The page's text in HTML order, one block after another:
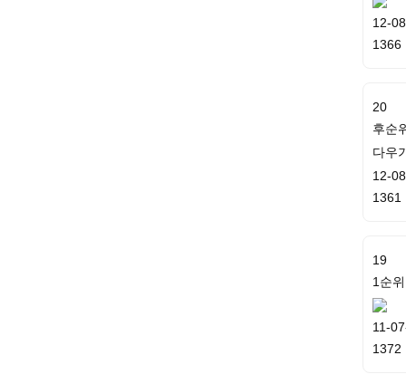
12-
1366
20
후순
다우
12-
1361
19
1순
11-
1372